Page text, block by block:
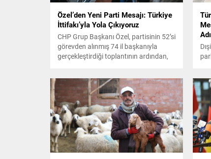
Özel’den Yeni Parti Mesajı: Türkiye
İttifakı’yla Yola Çıkıyoruz
CHP Grup Başkanı Özel, partisinin 52’si
görevden alınmış 74 il başkanıyla
gerçekleştirdiği toplantının ardından,
Bugün de müthiş bir duruş
gösteriyorlar. Son derece keyifli bir
toplantıdan sonra hep birlikte iktidara
yürümek üzere illerimize dağılıyoruz”
dedi.